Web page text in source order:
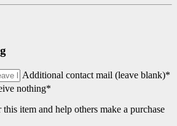
Additional contact mail (leave blank)*
nothing*
item and help others make a purchase